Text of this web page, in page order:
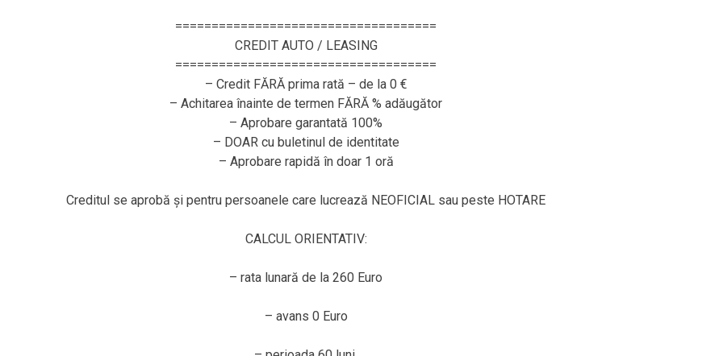
====================================
CREDIT AUTO / LEASING
====================================
– Credit FĂRĂ prima rată – de la 0 €
– Achitarea înainte de termen FĂRĂ % adăugător
– Aprobare garantată 100%
– DOAR cu buletinul de identitate
– Aprobare rapidă în doar 1 oră
Creditul se aprobă și pentru persoanele care lucrează NEOFICIAL sau peste HOTARE
CALCUL ORIENTATIV:
– rata lunară de la 260 Euro
– avans 0 Euro